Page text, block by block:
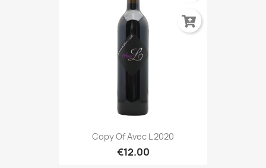
Copy Of Avec L 2020
€12.00